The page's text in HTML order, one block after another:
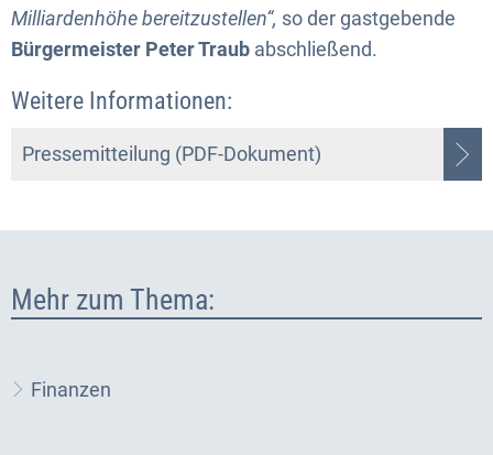
Milliardenhöhe bereitzustellen“, so der gastgebende
Bürgermeister Peter Traub abschließend.
Weitere Informationen:
Pressemitteilung (PDF-Dokument)
Mehr zum Thema:
Finanzen